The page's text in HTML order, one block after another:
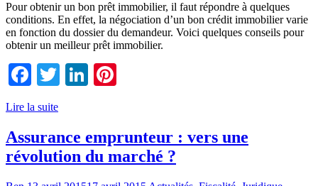
Pour obtenir un bon prêt immobilier, il faut répondre à quelques
conditions. En effet, la négociation d’un bon crédit immobilier varie
en fonction du dossier du demandeur. Voici quelques conseils pour
obtenir un meilleur prêt immobilier.
Facebook
TwitterLinkedIn
Lire la suite
Assurance emprunteur : vers une
révolution du marché ?